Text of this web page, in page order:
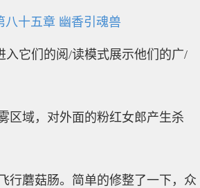
八十五章 幽香引魂兽
入它们的阅/读模式展示他们的广/
区域，对外面的粉红女郎产生杀
行蘑菇肠。简单的修整了一下，众